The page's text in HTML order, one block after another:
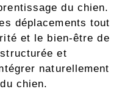
du chien.
déplacements tout
et le bien-être de
et
naturellement
chien.